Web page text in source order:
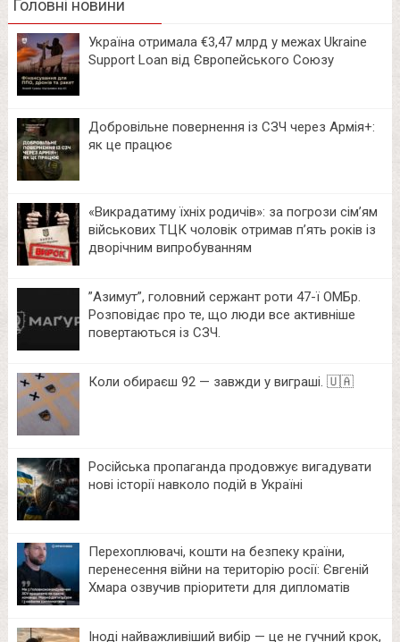
Головні новини
Україна отримала €3,47 млрд у межах Ukraine
Support Loan від Європейського Союзу
Добровільне повернення із СЗЧ через Армія+:
як це працює
«Викрадатиму їхніх родичів»: за погрози сім’ям
військових ТЦК чоловік отримав п’ять років із
дворічним випробуванням
⁨”Азимут”, головний сержант роти 47-ї ОМБр.
Розповідає про те, що люди все активніше
повертаються із СЗЧ.
Коли обираєш 92 — завжди у виграші. 🇺🇦
Російська пропаганда продовжує вигадувати
нові історії навколо подій в Україні
Перехоплювачі, кошти на безпеку країни,
перенесення війни на територію росії: Євгеній
Хмара озвучив пріоритети для дипломатів
Іноді найважливіший вибір — це не гучний крок,